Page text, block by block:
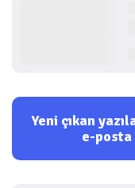
Yeni çıkan
e-